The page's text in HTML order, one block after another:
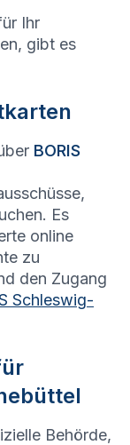
Ihr
gibt es
BORIS
Es
online
zu
den Zugang
Schleswig-
Behörde,